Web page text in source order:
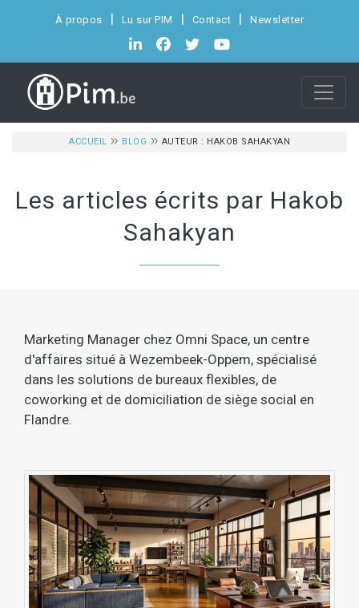
À propos Lu sur PIM Contact Newsletter
ACCUEIL BLOG AUTEUR : HAKOB SAHAKYAN
Les articles écrits par Hakob
Sahakyan
Marketing Manager chez Omni Space, un centre
d'affaires situé à Wezembeek-Oppem, spécialisé
dans les solutions de bureaux flexibles, de
coworking et de domiciliation de siège social en
Flandre.